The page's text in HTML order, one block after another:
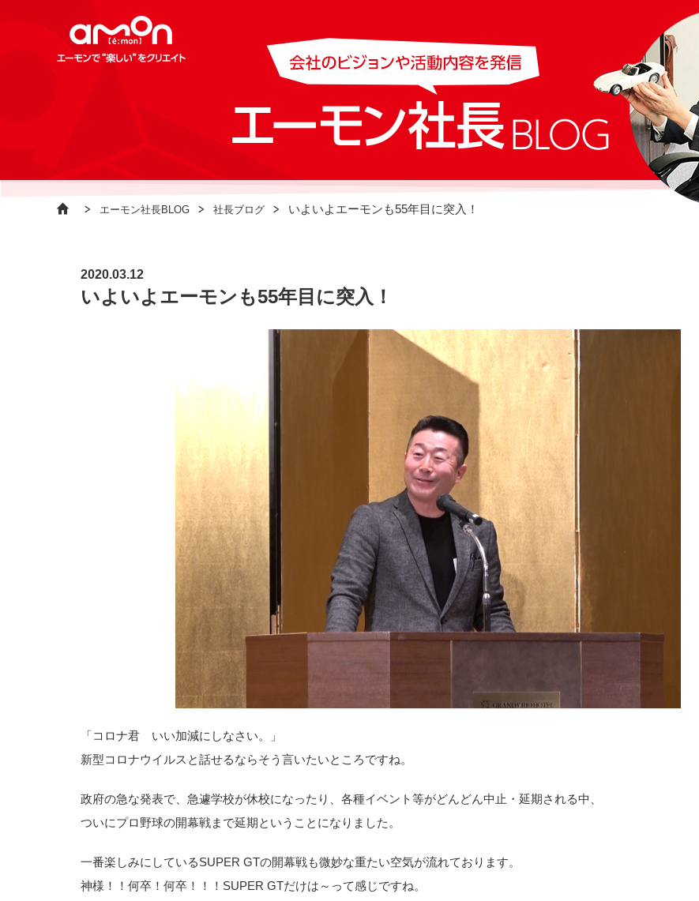
エーモン社長BLOG 社長ブログ いよいよエーモンも55年目に突入！
2020.03.12
いよいよエーモンも55年目に突入！
「コロナ君 いい加減にしなさい。」
新型コロナウイルスと話せるならそう言いたいところですね。
政府の急な発表で、急遽学校が休校になったり、各種イベント等がどんどん中止・延期される中、
ついにプロ野球の開幕戦まで延期ということになりました。
一番楽しみにしているSUPER GTの開幕戦も微妙な重たい空気が流れております。
神様！！何卒！何卒！！！SUPER GTだけは～って感じですね。